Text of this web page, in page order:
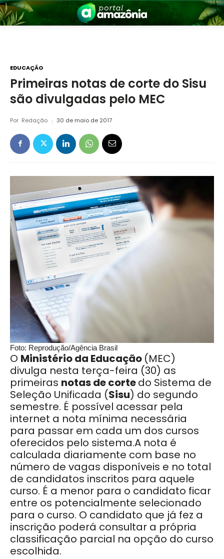
Amazônia
EDUCAÇÃO
Primeiras notas de corte do Sisu
são divulgadas pelo MEC
Por Redação 30 de maio de 2017
Foto: Reprodução/Agência Brasil
O Ministério da Educação (MEC)
divulga nesta terça-feira (30) as
primeiras notas de cortedo Sistema de
Seleção Unificada (Sisu) do segundo
semestre. É possível acessar pela
internet a nota mínima necessária
para passar em cada um dos cursos
oferecidos pelo sistema.A nota é
calculada diariamente com base no
número de vagas disponíveis e no total
de candidatos inscritos para aquele
curso. É a menor para o candidato ficar
entre os potencialmente selecionado
para o curso. O candidato que já fez a
inscrição poderá consultar a própria
classificação parcial na opção do curso
escolhida.